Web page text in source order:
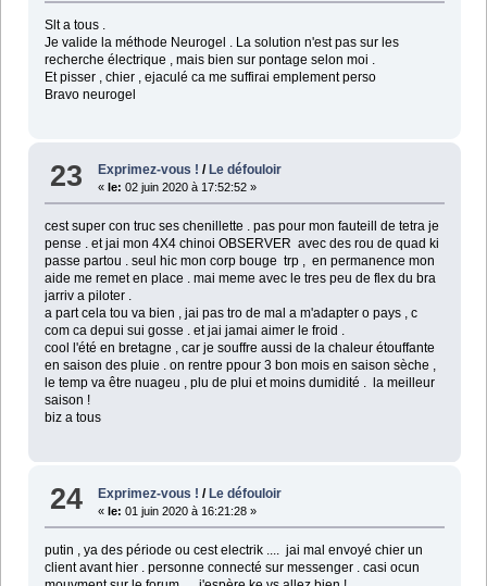
Slt a tous .
Je valide la méthode Neurogel . La solution n'est pas sur les
recherche électrique , mais bien sur pontage selon moi .
Et pisser , chier , ejaculé ca me suffirai emplement perso
Bravo neurogel
23 Exprimez-vous ! / Le défouloir
« le: 02 juin 2020 à 17:52:52 »
cest super con truc ses chenillette . pas pour mon fauteill de tetra je
pense . et jai mon 4X4 chinoi OBSERVER avec des rou de quad ki
passe partou . seul hic mon corp bouge trp , en permanence mon
aide me remet en place . mai meme avec le tres peu de flex du bra
jarriv a piloter .
a part cela tou va bien , jai pas tro de mal a m'adapter o pays , c
com ca depui sui gosse . et jai jamai aimer le froid .
cool l'été en bretagne , car je souffre aussi de la chaleur étouffante
en saison des pluie . on rentre ppour 3 bon mois en saison sèche ,
le temp va être nuageu , plu de plui et moins dumidité . la meilleur
saison !
biz a tous
24 Exprimez-vous ! /Le défouloir
«le: 01 juin 2020 à 16:21:28 »
putin , ya des période ou cest electrik .... jai mal envoyé chier un
client avant hier . personne connecté sur messenger . casi ocun